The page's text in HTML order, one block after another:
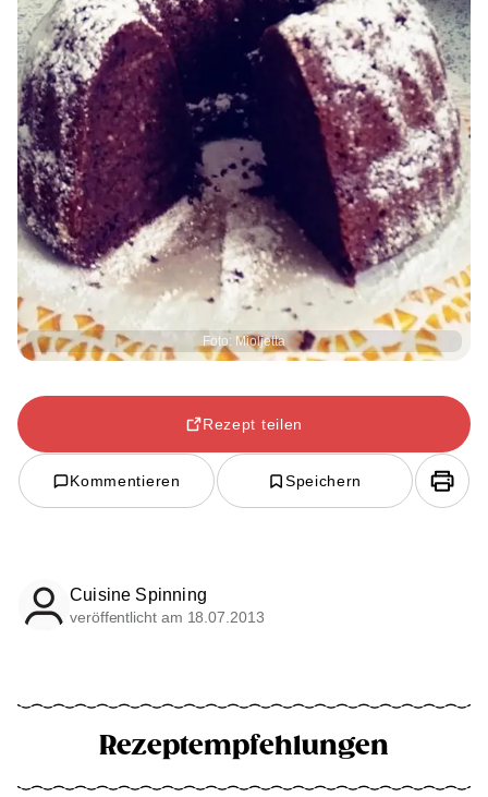
Foto: Mioljetta
Rezept teilen
Kommentieren Speichern
Cuisine Spinning
veröffentlicht am 18.07.2013
Rezeptempfehlungen